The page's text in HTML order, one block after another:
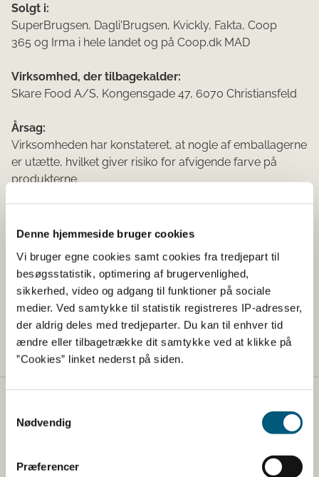
Denne hjemmeside bruger cookies
Vi bruger egne cookies samt cookies fra tredjepart til
besøgsstatistik, optimering af brugervenlighed,
sikkerhed, video og adgang til funktioner på sociale
medier. Ved samtykke til statistik registreres IP-adresser,
der aldrig deles med tredjeparter. Du kan til enhver tid
ændre eller tilbagetrække dit samtykke ved at klikke på
”Cookies” linket nederst på siden.
Nødvendig
Præferencer
Solgt i:
SuperBrugsen, Dagli'Brugsen, Kvickly, Fakta, Coop
365 og Irma i hele landet og på Coop.dk MAD
Virksomhed, der tilbagekalder:
Skare Food A/S, Kongensgade 47, 6070 Christiansfeld
Årsag:
Virksomheden har konstateret, at nogle af emballagerne
er utætte, hvilket giver risiko for afvigende farve på
produkterne.
Den afvigende farve gør produkterne uegnede til
Råd til forbrugerne:
Fødevarestyrelsen råder forbrugerne til at levere
produkterne tilbage til butikken, hvor de er købt, eller at
kassere dem.
Erhvervsministeriet. Styrelsen arbejder med hele
fødevarekæden fra jord til bord med fokus på